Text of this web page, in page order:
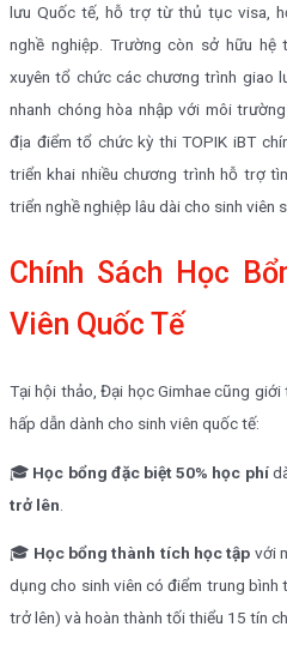
lưu Quốc tế, hỗ trợ từ thủ tục visa,
nghề nghiệp. Trường còn sở hữu
xuyên tổ chức các chương trình giao
nhanh chóng hòa nhập với môi
địa điểm tổ chức kỳ thi TOPIK iBT
triển khai nhiều chương trình hỗ trợ
triển nghề nghiệp lâu dài cho sinh viên
Chính Sách Học
Viên Quốc Tế
Tại hội thảo, Đại học Gimhae cũng
hấp dẫn dành cho sinh viên quốc tế:
🎓 Học bổng đặc biệt 50% học phí
trở lên
🎓 Học bổng thành tích học tập với
dụng cho sinh viên có điểm trung
trở lên) và hoàn thành tối thiểu 15 tín